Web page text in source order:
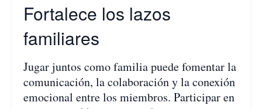
Fortalece los lazos
familiares
Jugar juntos como familia puede fomentar la
comunicación, la colaboración y la conexión
emocional entre los miembros. Participar en